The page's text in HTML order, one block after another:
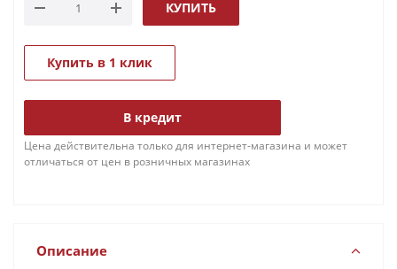
КУПИТЬ
Купить в 1 клик
В кредит
Цена действительна только для интернет-магазина и может
отличаться от цен в розничных магазинах
Описание